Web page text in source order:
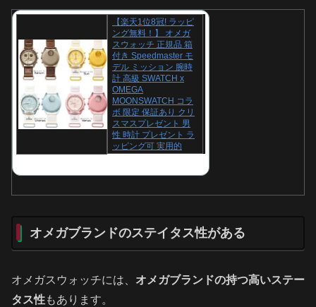
【楽天1位8冠! ラッピ
ング無料！】 オメガ
スウォッチ 正規品 箱
付き Speedmaster モ
デル ミッション 腕時
計 高級 SWATCH x
OMEGA
MOONSWATCH コラ
ボ 限定 保証あり クリ
スマスプレゼント 男
性 時計 プレゼント ラ
ッピング可 実用的
オメガブランドのステイタス性がある
オメガスウォッチには、 オメガブランドの持つ高いステー
タス性もあります。